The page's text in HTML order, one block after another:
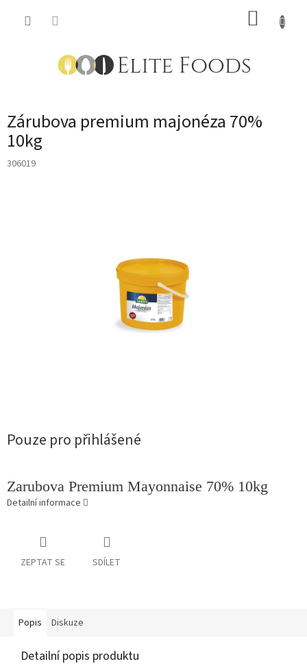
Zárubova premium majonéza 70%
10kg
306019
Pouze pro přihlášené
Zarubova Premium Mayonnaise 70% 10kg
Detailní informace
ZEPTAT SE SDÍLET
Popis Diskuze
Detailní popis produktu